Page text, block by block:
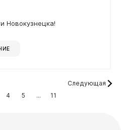
Новокузнецка!
4 5 ... 11
Следующая